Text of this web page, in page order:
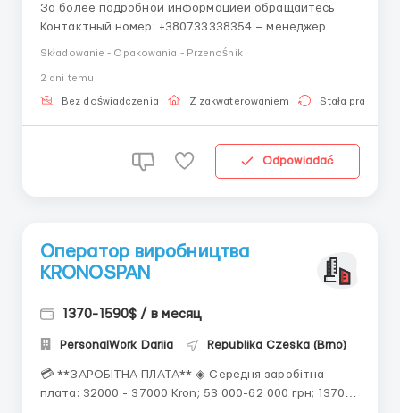
За более подробной информацией обращайтесь
Контактный номер: +380733338354 – менеджер
час; Работа по 8 часов/день; Для женщин, мужчин,
пар до 55 лет; Чистая био/чешская виза/паспорт
Składowanie - Opakowania - Przenośnik
2 dni temu
Bez doświadczenia Z zakwaterowaniem Stała praca
Odpowiadać
Оператор виробництва
KRONOSPAN
1370-1590$ / в месяц
PersonalWork Dariia Republika Czeska (Brno)
💳 **ЗАРОБІТНА ПЛАТА** ◈ Середня заробітна
плата: 32000 - 37000 Kron; 53 000-62 000 грн; 1370-